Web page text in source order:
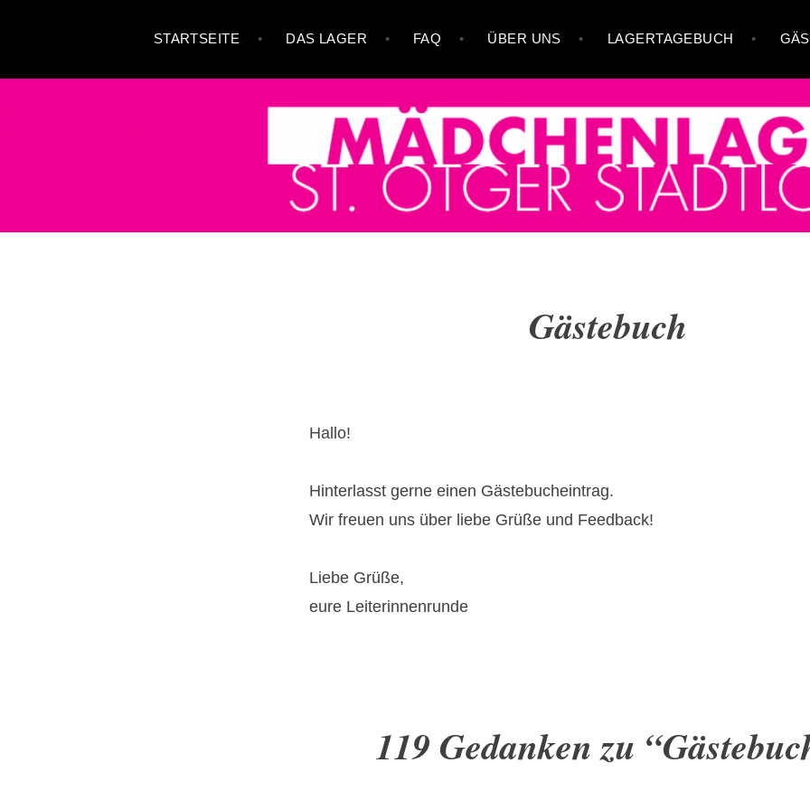
springen
STARTSEITE DAS LAGER FAQ ÜBER UNS LAGERTAGEBUCH
MÄDCHENLAGER ST. OTGER
Gästebuch
Hallo!
Hinterlasst gerne einen Gästebucheintrag.
Wir freuen uns über liebe Grüße und Feedback!
Liebe Grüße,
eure Leiterinnenrunde
119 Gedanken zu “